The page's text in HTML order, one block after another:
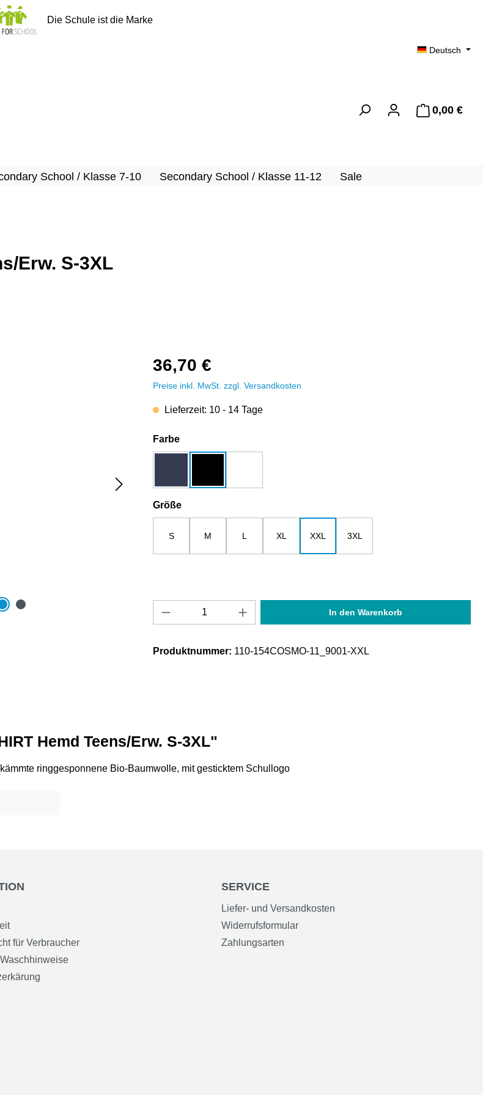
Die Schule ist die Marke
Deutsch
0,00 €
School / Klasse 7-10 Secondary School / Klasse 11-12 Sale
Erw. S-3XL
36,70 €
Preise inkl. MwSt. zzgl. Versandkosten
Lieferzeit: 10 - 14 Tage
Farbeauswählen
Größeauswählen
S M L XL XXL 3XL
Produkt Anzahl: Gib den gewünschten Wert ein
In den Warenkorb
Produktnummer: 110-154COSMO-11_9001-XXL
Hemd Teens/Erw. S-3XL"
ringgesponnene Bio-Baumwolle, mit gesticktem Schullogo
für Verbraucher
SERVICE
Liefer- und Versandkosten
Widerrufsformular
Zahlungsarten